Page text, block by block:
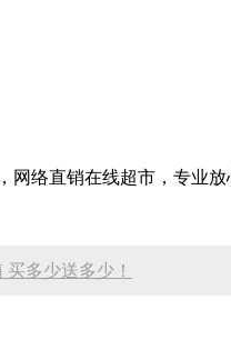
买多少送多少！